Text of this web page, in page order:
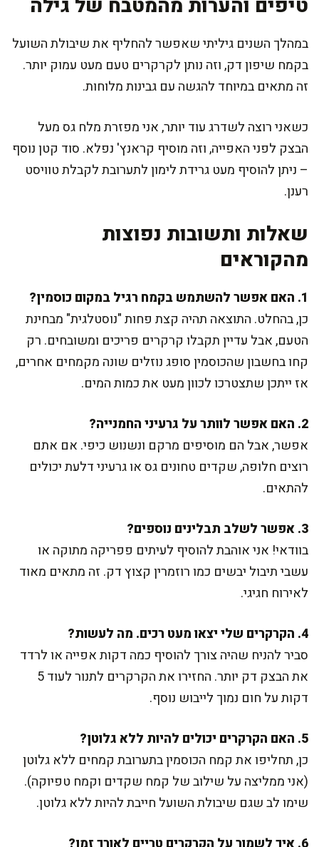
במהלך השנים גיליתי שאפשר להחליף את שיבולת השועל
בקמח שיפון דק, וזה נותן לקרקרים טעם מעט עמוק יותר.
זה מתאים במיוחד להגשה עם גבינות מלוחות.
כשאני רוצה לשדרג עוד יותר, אני מפזרת מלח גס מעל
הבצק לפני האפייה, וזה מוסיף קראנץ' נפלא. סוד קטן נוסף
– ניתן להוסיף מעט גרידת לימון לתערובת לקבלת טוויסט
רענן.
שאלות ותשובות נפוצות
מהקוראים
1. האם אפשר להשתמש בקמח רגיל במקום כוסמין?
כן, בהחלט. התוצאה תהיה קצת פחות "נוסטלגית" מבחינת
הטעם, אבל עדיין תקבלו קרקרים פריכים ומשובחים. רק
קחו בחשבון שהכוסמין סופג נוזלים שונה מקמחים אחרים,
אז ייתכן שתצטרכו לכוון מעט את כמות המים.
2. האם אפשר לוותר על גרעיני החמנייה?
אפשר, אבל הם מוסיפים מרקם ונשנוש כיפי. אם אתם
רוצים חלופה, שקדים טחונים גס או גרעיני דלעת יכולים
להתאים.
3. אפשר לשלב תבלינים נוספים?
בוודאי! אני אוהבת להוסיף לעיתים פפריקה מתוקה או
עשבי תיבול יבשים כמו רוזמרין קצוץ דק. זה מתאים מאוד
לאירוח חגיגי.
4. הקרקרים שלי יצאו מעט רכים. מה לעשות?
סביר להניח שהיה צורך להוסיף כמה דקות אפייה או לרדד
את הבצק דק יותר. החזירו את הקרקרים לתנור לעוד 5
דקות על חום נמוך לייבוש נוסף.
5. האם הקרקרים יכולים להיות ללא גלוטן?
כן, תחליפו את קמח הכוסמין בתערובת קמחים ללא גלוטן
(אני ממליצה על שילוב של קמח שקדים וקמח טפיוקה).
שימו לב שגם שיבולת השועל חייבת להיות ללא גלוטן.